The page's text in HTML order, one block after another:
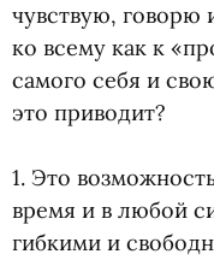
чувствую, говорю
ко всему как к
самого себя и
это приводит?
1. Это
время и в любой
гибкими и